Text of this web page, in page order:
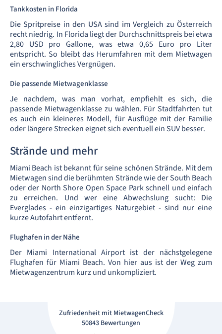
Tankkosten in Florida
Die Spritpreise in den USA sind im Vergleich zu Österreich
recht niedrig. In Florida liegt der Durchschnittspreis bei etwa
2,80 USD pro Gallone, was etwa 0,65 Euro pro Liter
entspricht. So bleibt das Herumfahren mit dem Mietwagen
ein erschwingliches Vergnügen.
Die passende Mietwagenklasse
Je nachdem, was man vorhat, empfiehlt es sich, die
passende Mietwagenklasse zu wählen. Für Stadtfahrten tut
es auch ein kleineres Modell, für Ausflüge mit der Familie
oder längere Strecken eignet sich eventuell ein SUV besser.
Strände und mehr
Miami Beach ist bekannt für seine schönen Strände. Mit dem
Mietwagen sind die berühmten Strände wie der South Beach
oder der North Shore Open Space Park schnell und einfach
zu erreichen. Und wer eine Abwechslung sucht: Die
Everglades - ein einzigartiges Naturgebiet - sind nur eine
kurze Autofahrt entfernt.
Flughafen in der Nähe
Der Miami International Airport ist der nächstgelegene
Flughafen für Miami Beach. Von hier aus ist der Weg zum
Mietwagenzentrum kurz und unkompliziert.
Zufriedenheit mit MietwagenCheck
50843 Bewertungen